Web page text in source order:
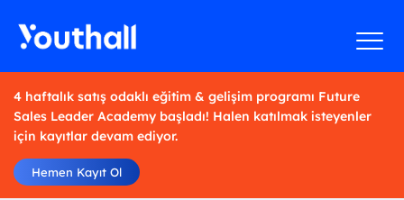
4 haftalık satış odaklı eğitim & gelişim programı Future
Sales Leader Academy başladı! Halen katılmak isteyenler
için kayıtlar devam ediyor.
Hemen Kayıt Ol